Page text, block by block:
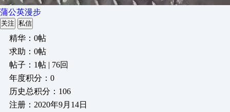
蒲公英漫步
关注 私信
精华：0帖
求助：0帖
帖子：1帖 | 76回
年度积分：0
历史总积分：106
注册：2020年9月14日